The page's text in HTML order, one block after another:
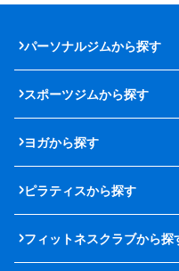
パーソナルジムから探す
スポーツジムから探す
ヨガから探す
ピラティスから探す
フィットネスクラブから探